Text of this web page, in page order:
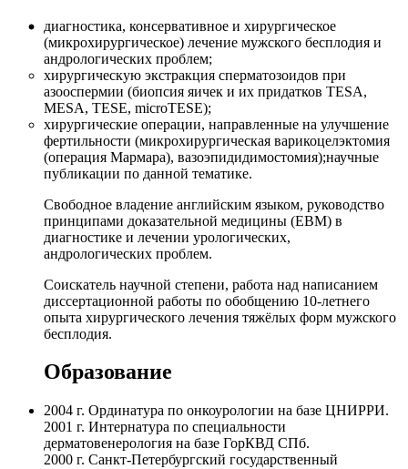
диагностика, консервативное и хирургическое
(микрохирургическое) лечение мужского бесплодия и
андрологических проблем;
хирургическую экстракция сперматозоидов при
азооспермии (биопсия яичек и их придатков TESA,
MESA, TESE, microTESE);
хирургические операции, направленные на улучшение
фертильности (микрохирургическая варикоцелэктомия
(операция Мармара), вазоэпидидимостомия);научные
публикации по данной тематике.
Свободное владение английским языком, руководство
принципами доказательной медицины (EBM) в
диагностике и лечении урологических,
андрологических проблем.
Соискатель научной степени, работа над написанием
диссертационной работы по обобщению 10-летнего
опыта хирургического лечения тяжёлых форм мужского
бесплодия.
Образование
2004 г. Ординатура по онкоурологии на базе ЦНИРРИ.
2001 г. Интернатура по специальности
дерматовенерология на базе ГорКВД СПб.
2000 г. Санкт-Петербургский государственный